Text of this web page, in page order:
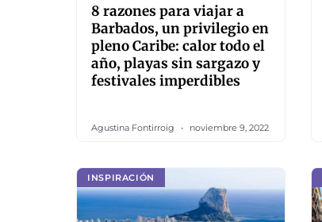
8 razones para viajar a
Barbados, un privilegio en
pleno Caribe: calor todo el
año, playas sin sargazo y
festivales imperdibles
Agustina Fontirroig noviembre 9, 2022
INSPIRACIÓN